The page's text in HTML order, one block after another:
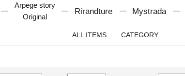
Arpege story
Original
Rirandture Mystrada
ALL ITEMS CATEGORY